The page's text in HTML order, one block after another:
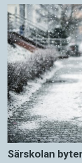
Särskolan